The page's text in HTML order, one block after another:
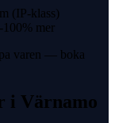
(IP-klass)
mer
varen — boka
i Värnamo